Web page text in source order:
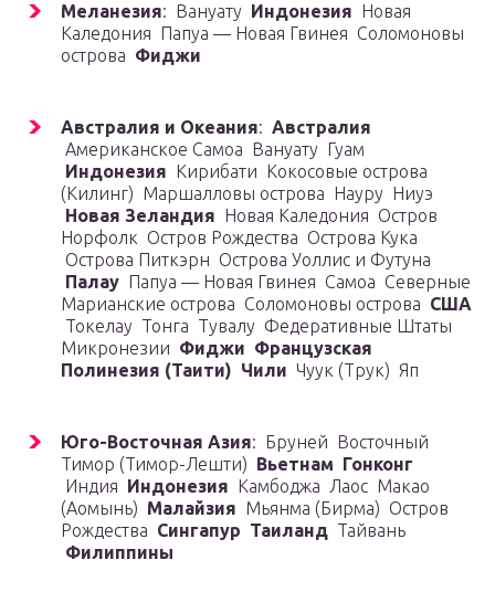
Меланезия: Вануату Индонезия Новая
Каледония Папуа — Новая Гвинея Соломоновы
острова Фиджи
Австралия и Океания: Австралия
Американское Самоа Вануату Гуам
Индонезия Кирибати Кокосовые острова
(Килинг) Маршалловы острова Науру Ниуэ
Новая Зеландия Новая Каледония Остров
Норфолк Остров Рождества Острова Кука
Острова Питкэрн Острова Уоллис и Футуна
Палау Папуа — Новая Гвинея Самоа Северные
Марианские острова Соломоновы острова США
Токелау Тонга Тувалу Федеративные Штаты
Микронезии Фиджи Французская
Полинезия (Таити) Чили Чуук (Трук) Яп
Юго-Восточная Азия: Бруней Восточный
Тимор (Тимор-Лешти) Вьетнам Гонконг
Индия Индонезия Камбоджа Лаос Макао
(Аомынь) Малайзия Мьянма (Бирма) Остров
Рождества Сингапур Таиланд Тайвань
Филиппины